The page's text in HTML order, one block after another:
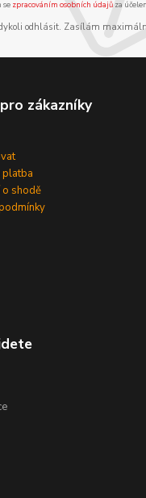
se zpracováním osobních údajůza
odhlásit. Zasílám
zákazníky
platba
o shodě